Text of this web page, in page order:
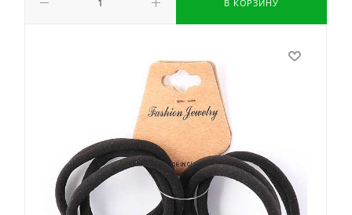
В КОРЗИНУ